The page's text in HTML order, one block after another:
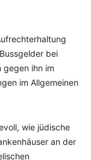
bei
gegen ihn im
im Allgemeinen
wie jüdische
an der